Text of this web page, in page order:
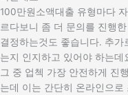
100만원소액대출 유형마다
르다보니 좀 더 문의를 진행
결정하는것도 좋습니다. 추
는지 인지하고 있어야 하는데
그 중 업첵 가장 안전하게 진
는데 이는 간단히 온라인으로